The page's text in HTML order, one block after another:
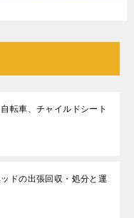
転車、チャイルドシート
ドの出張回収・処分と運